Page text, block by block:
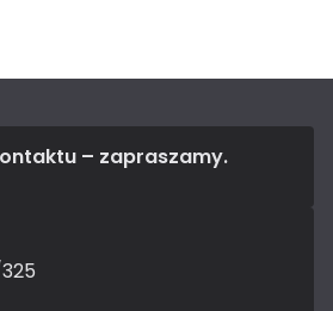
– zapraszamy.